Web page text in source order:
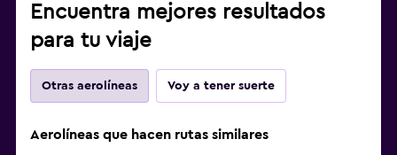
Encuentra mejores resultados
para tu viaje
Otras aerolíneas Voy a tener suerte
Aerolíneas que hacen rutas similares